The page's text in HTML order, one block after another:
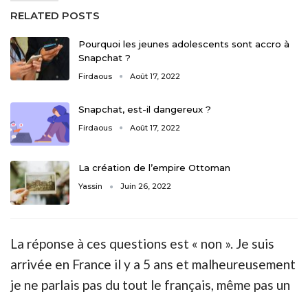
RELATED POSTS
Pourquoi les jeunes adolescents sont accro à
Snapchat ?
Firdaous Août 17, 2022
Snapchat, est-il dangereux ?
Firdaous Août 17, 2022
La création de l’empire Ottoman
Yassin Juin 26, 2022
La réponse à ces questions est « non ». Je suis
arrivée en France il y a 5 ans et malheureusement
je ne parlais pas du tout le français, même pas un